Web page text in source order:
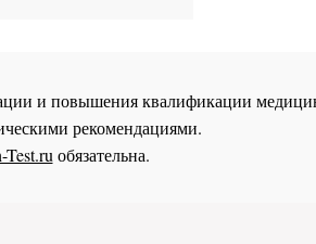
и повышения квалификации
рекомендациями.
Test.ruобязательна.